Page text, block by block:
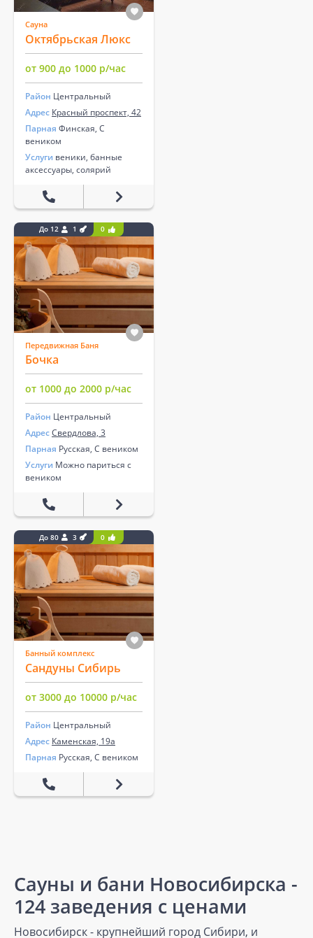
Сауна
Октябрьская Люкс
от 900 до 1000 р/час
Район Центральный
Адрес Красный проспект, 42
Парная Финская, С
веником
Услуги веники, банные
аксессуары, солярий
До 12 1 0
Передвижная Баня
Бочка
от 1000 до 2000 р/час
Район Центральный
АдресСвердлова, 3
Парная Русская, С веником
Услуги Можно париться с
веником
До 80 3 0
Банный комплекс
Сандуны Сибирь
от 3000 до 10000 р/час
Район Центральный
Адрес Каменская, 19а
Парная Русская, С веником
Сауны и бани Новосибирска -
124 заведения с ценами
Новосибирск - крупнейший город Сибири, и